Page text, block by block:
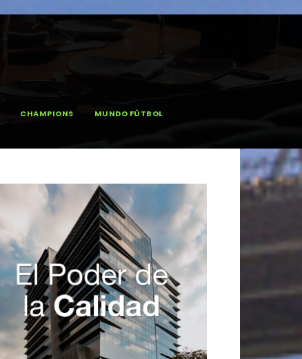
CHAMPIONS MUNDO FÚTBOL